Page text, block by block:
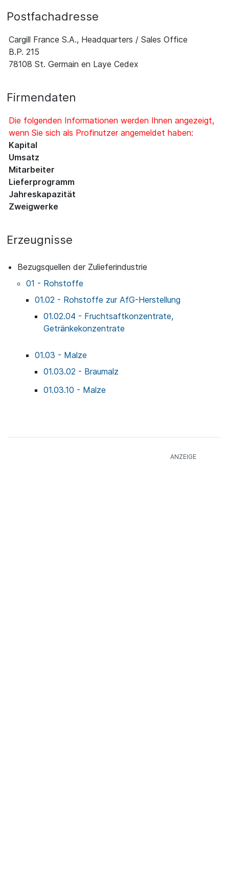
Postfachadresse
Cargill France S.A., Headquarters / Sales Office
B.P. 215
78108 St. Germain en Laye Cedex
Firmendaten
Die folgenden Informationen werden Ihnen angezeigt,
wenn Sie sich als Profinutzer angemeldet haben:
Kapital
Umsatz
Mitarbeiter
Lieferprogramm
Jahreskapazität
Zweigwerke
Erzeugnisse
Bezugsquellen der Zulieferindustrie
01 - Rohstoffe
01.02 - Rohstoffe zur AfG-Herstellung
01.02.04 - Fruchtsaftkonzentrate,
Getränkekonzentrate
01.03 - Malze
01.03.02 - Braumalz
01.03.10 - Malze